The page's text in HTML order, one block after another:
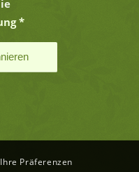
*
Präferenzen